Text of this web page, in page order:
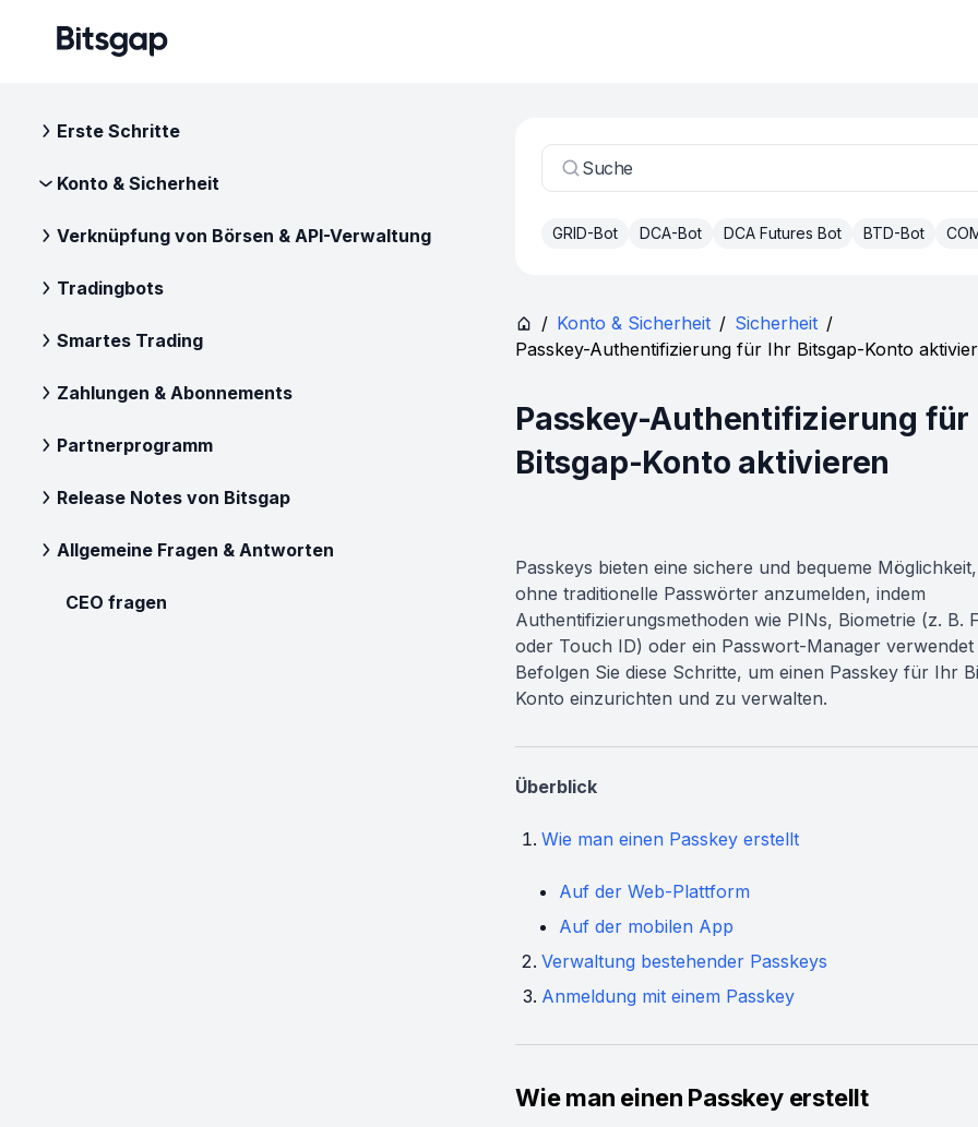
Erste Schritte
Konto & Sicherheit
Verknüpfung von Börsen & API-Verwaltung
Tradingbots
Smartes Trading
Zahlungen & Abonnements
Partnerprogramm
Release Notes von Bitsgap
Allgemeine Fragen & Antworten
CEO fragen
Suche
GRID-Bot DCA-Bot DCA Futures Bot BTD-Bot
/ Konto & Sicherheit / Sicherheit /
Passkey-Authentifizierung für Ihr Bitsgap-Konto
Passkey-Authentifizierung für
Bitsgap-Konto aktivieren
Passkeys bieten eine sichere und bequeme
ohne traditionelle Passwörter anzumelden, indem
Authentifizierungsmethoden wie PINs, Biometrie (z. B.
oder Touch ID) oder ein Passwort-Manager verwendet
Befolgen Sie diese Schritte, um einen Passkey für Ihr
Konto einzurichten und zu verwalten.
Überblick
Wie man einen Passkey erstellt
Auf der Web-Plattform
Auf der mobilen App
Verwaltung bestehender Passkeys
Anmeldung mit einem Passkey
Wie man einen Passkey erstellt